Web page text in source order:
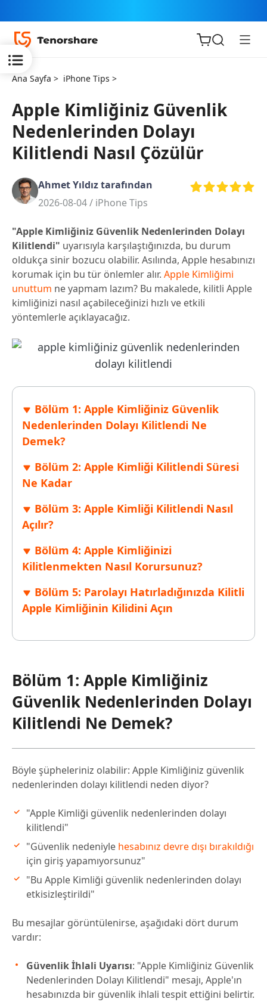
iOS için
ReiBoot
Tenorshare
PDNob
iAnyGo
Ana Sayfa > iPhone Tips >
Apple Kimliğiniz Güvenlik
Nedenlerinden Dolayı
Kilitlendi Nasıl Çözülür
Ahmet Yıldız tarafından
2026-08-04 / iPhone Tips
"Apple Kimliğiniz Güvenlik Nedenlerinden Dolayı
Kilitlendi" uyarısıyla karşılaştığınızda, bu durum
oldukça sinir bozucu olabilir. Asılında, Apple hesabınızı
korumak için bu tür önlemler alır. Apple Kimliğimi
unuttum ne yapmam lazım? Bu makalede, kilitli Apple
kimliğinizi nasıl açabileceğinizi hızlı ve etkili
yöntemlerle açıklayacağız.
Bölüm 1: Apple Kimliğiniz Güvenlik
Nedenlerinden Dolayı Kilitlendi Ne
Demek?
Bölüm 2: Apple Kimliği Kilitlendi Süresi
Ne Kadar
Bölüm 3: Apple Kimliği Kilitlendi Nasıl
Açılır?
Bölüm 4: Apple Kimliğinizi
Kilitlenmekten Nasıl Korursunuz?
Bölüm 5: Parolayı Hatırladığınızda Kilitli
Apple Kimliğinin Kilidini Açın
Bölüm 1: Apple Kimliğiniz
Güvenlik Nedenlerinden Dolayı
Kilitlendi Ne Demek?
Böyle şüpheleriniz olabilir: Apple Kimliğiniz güvenlik
nedenlerinden dolayı kilitlendi neden diyor?
"Apple Kimliği güvenlik nedenlerinden dolayı
kilitlendi"
"Güvenlik nedeniyle hesabınız devre dışı bırakıldığı
için giriş yapamıyorsunuz"
"Bu Apple Kimliği güvenlik nedenlerinden dolayı
etkisizleştirildi"
Bu mesajlar görüntülenirse, aşağıdaki dört durum
vardır:
Güvenlik İhlali Uyarısı: "Apple Kimliğiniz Güvenlik
Nedenlerinden Dolayı Kilitlendi" mesajı, Apple'ın
hesabınızda bir güvenlik ihlali tespit ettiğini belirtir.